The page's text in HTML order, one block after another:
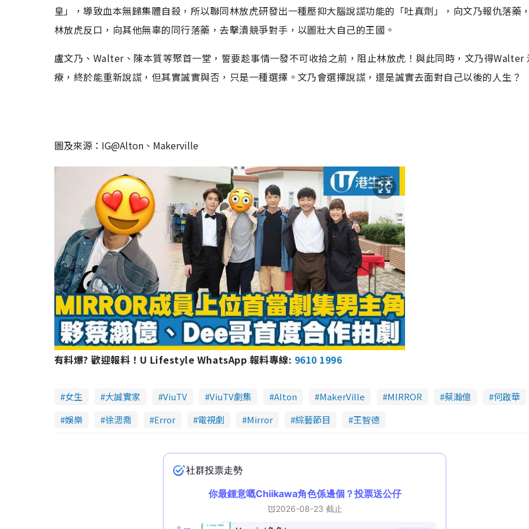
皇」，導致血本無歸集體自殺，所以聯同林放虎研發出一種壓抑大腦說謊功能的「吐真劑」，向文乃報仇落藥
林放虎反口，向其他無辜的同行落藥，去擊潰競爭對手，以圖壯大自己的王國。
盧文乃、Walter、陳本質等聚首一堂，誓要趁事情一發不可收拾之前，阻止林放虎！與此同時，文乃得Walter
療，終於能重新說謊，但其實誠實與否，只是一種選擇。文乃會選擇說謊，還是誠實去面對自己以後的人生？
圖及來源：IG@Alton、Makerville
有料爆? 歡迎報料！U Lifestyle WhatsApp 報料專線: 9610 1996
女生 大誠實家 ViuTV ViuTV劇集 Alton MakerVille MIRROR 蔡瀚億
何啟華
娛樂
徐㴓喬 Error 電視劇 Mirror 綜藝節目 王智德